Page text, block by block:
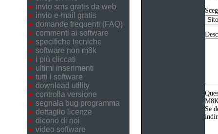
invio sms gratis da web
invio e-mail gratis
domande frequenti (FAQ)
commenti ai software
specifiche tecniche
software non m8k
i più cliccati
ultimi inserimenti
tutti i software
download utility
controlla versione
segnala bug programma
dettaglio licenze
dicono di noi
video software
Se